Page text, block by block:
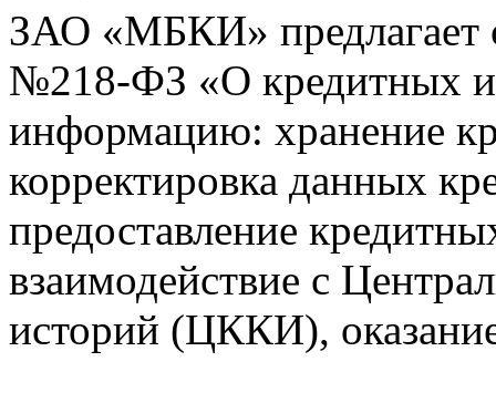
ЗАО «МБКИ» предлагает
№218-ФЗ «О кредитных
информацию: хранение
корректировка данных
предоставление
взаимодействие с
историй (ЦККИ),